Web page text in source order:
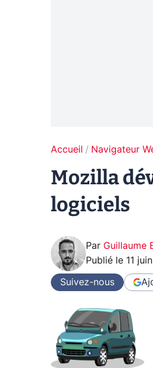
Accueil Navigateur
Mozilla
logiciels
Par Guillaume
Publié le 11
Suivez-nous